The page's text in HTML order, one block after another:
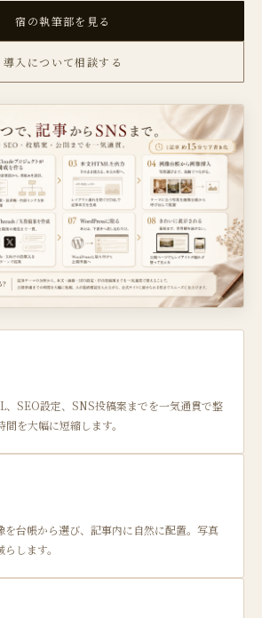
宿の執筆部を見る
導入について相談する
SEO設定、SNS投稿案までを一気通貫で整
を大幅に短縮します。
を台帳から選び、記事内に自然に配置。写真
します。